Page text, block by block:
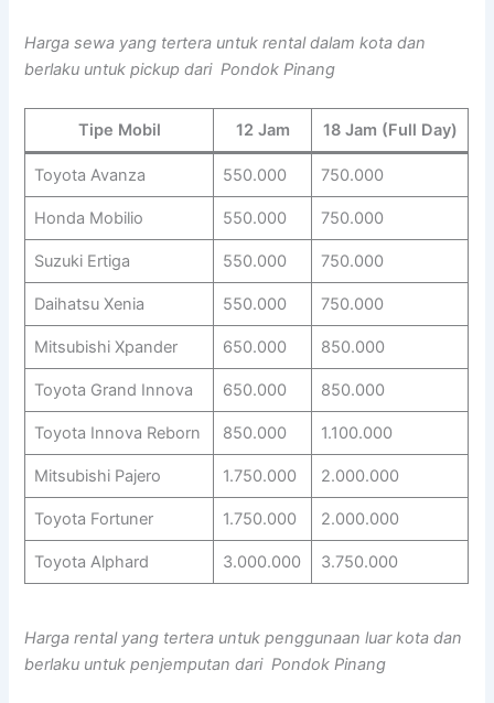
Harga sewa yang tertera untuk rental dalam kota dan
berlaku untuk pickup dari Pondok Pinang
Tipe Mobil 12 Jam 18 Jam (Full Day)
Toyota Avanza 550.000 750.000
Honda Mobilio 550.000 750.000
Suzuki Ertiga 550.000 750.000
Daihatsu Xenia 550.000 750.000
Mitsubishi Xpander 650.000 850.000
Toyota Grand Innova 650.000 850.000
Toyota Innova Reborn 850.000 1.100.000
Mitsubishi Pajero 1.750.000 2.000.000
Toyota Fortuner 1.750.000 2.000.000
Toyota Alphard 3.000.000 3.750.000
Harga rental yang tertera untuk penggunaan luar kota dan
berlaku untuk penjemputan dari Pondok Pinang